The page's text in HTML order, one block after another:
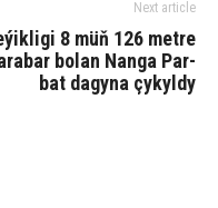
Next article
8 müň 126 met­re
bo­lan Nan­ga Par­
bat da­gy­na çykyldy